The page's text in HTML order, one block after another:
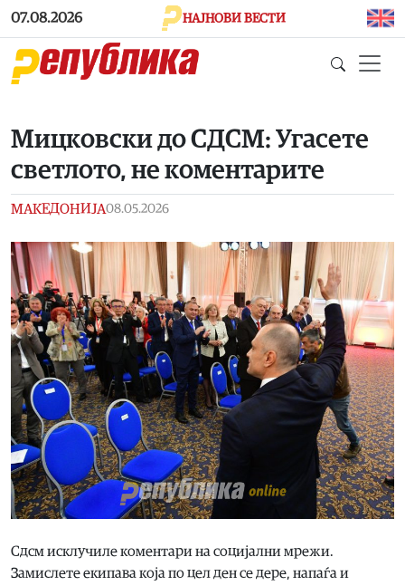
Skip to main content
07.08.2026 НАЈНОВИ ВЕСТИ
Мицковски до СДСМ: Угасете
светлото, не коментарите
МАКЕДОНИЈА08.05.2026
Сдсм исклучиле коментари на социјални мрежи.
Замислете екипава која по цел ден се дере, напаѓа и